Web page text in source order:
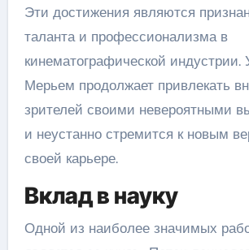
Эти достижения являются
таланта и профессионализма в
кинематографической индустрии.
Мерьем продолжает привлекать
зрителей своими невероятными
и неустанно стремится к новым
своей карьере.
Вклад в науку
Одной из наиболее значимых